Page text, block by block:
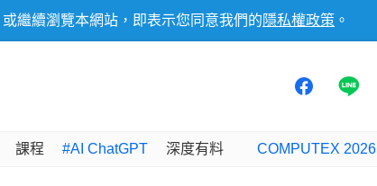
繼續瀏覽本網站，即表示您同意我們的 隱私權政策 。
課程 #AI ChatGPT 深度有料 COMPUTEX 2026